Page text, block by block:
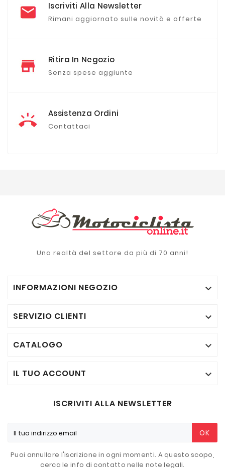
Iscriviti Alla Newsletter
Rimani aggiornato sulle novità e offerte
Ritira In Negozio
Senza spese aggiunte
Assistenza Ordini
Contattaci
Una realtà del settore da più di 70 anni!
INFORMAZIONI NEGOZIO 
SERVIZIO CLIENTI 
CATALOGO 
IL TUO ACCOUNT 
ISCRIVITI ALLA NEWSLETTER
OK
Puoi annullare l'iscrizione in ogni momenti. A questo scopo,
cerca le info di contatto nelle note legali.